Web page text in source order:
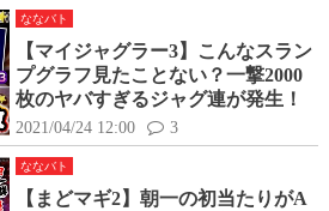
ななバト
【マイジャグラー3】こんなスラン
プグラフ見たことない？一撃2000
枚のヤバすぎるジャグ連が発生！
2021/04/24 12:00 3
ななバト
【まどマギ2】朝一の初当たりがA